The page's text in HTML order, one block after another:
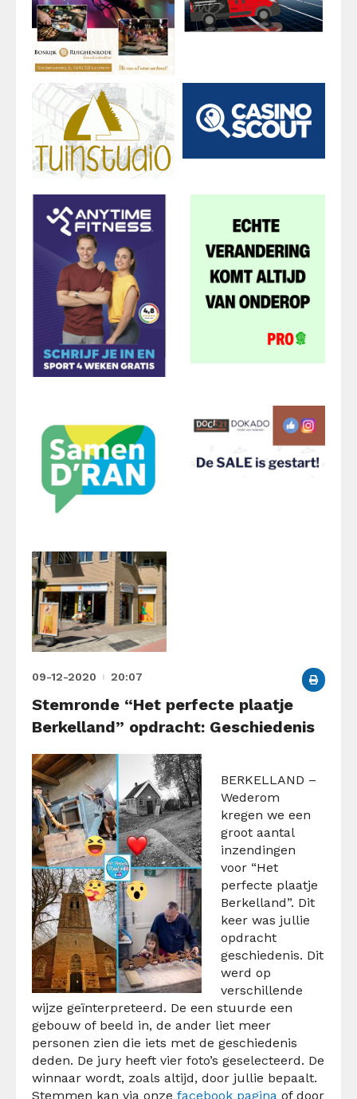
09-12-2020 20:07
Stemronde “Het perfecte plaatje
Berkelland” opdracht: Geschiedenis
BERKELLAND –
Wederom
kregen we een
groot aantal
inzendingen
voor “Het
perfecte plaatje
Berkelland”. Dit
keer was jullie
opdracht
geschiedenis. Dit
werd op
verschillende
wijze geïnterpreteerd. De een stuurde een
gebouw of beeld in, de ander liet meer
personen zien die iets met de geschiedenis
deden. De jury heeft vier foto’s geselecteerd. De
winnaar wordt, zoals altijd, door jullie bepaalt.
Stemmen kan via onze facebook pagina of door